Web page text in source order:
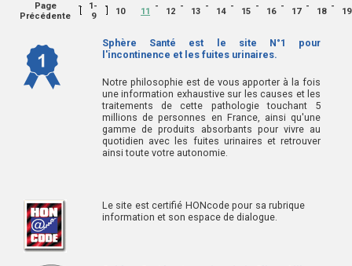
Page
Précédente
[
1-
9
] 10 11 12 13 14 15 16 17 18 19
Sphère Santé est le site N°1 pour
l'incontinence et les fuites urinaires.
Notre philosophie est de vous apporter à la fois
une information exhaustive sur les causes et les
traitements de cette pathologie touchant 5
millions de personnes en France, ainsi qu'une
gamme de produits absorbants pour vivre au
quotidien avec les fuites urinaires et retrouver
ainsi toute votre autonomie.
Le site est certifié HONcode pour sa rubrique
information et son espace de dialogue.